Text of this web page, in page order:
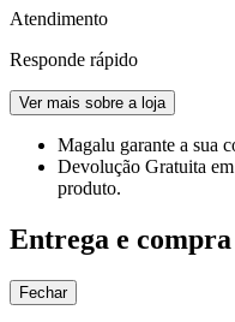
Atendimento
Responde rápido
Ver mais sobre a loja
Magalu garante a sua
Devolução Gratuita
produto.
Entrega e
Fechar